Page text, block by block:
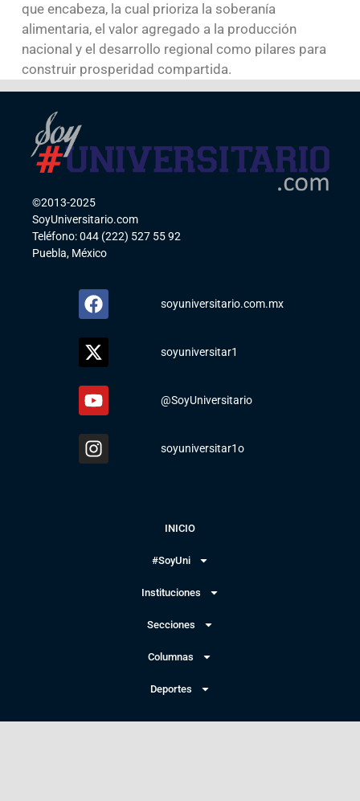
que encabeza, la cual prioriza la soberanía
alimentaria, el valor agregado a la producción
nacional y el desarrollo regional como pilares para
construir prosperidad compartida.
©2013-2025
SoyUniversitario.com
Teléfono: 044 (222) 527 55 92
Puebla, México
soyuniversitario.com.mx
soyuniversitar1
@SoyUniversitario
soyuniversitar1o
INICIO
#SoyUni
Instituciones
Secciones
Columnas
Deportes